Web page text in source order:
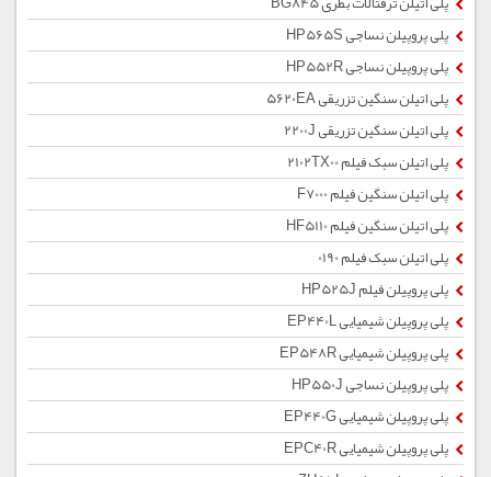
پلی پروپیلن نساجی HP565S
پلی پروپیلن نساجی HP552R
پلی اتیلن سنگین تزریقی 5620EA
پلی اتیلن سنگین تزریقی 2200J
پلی اتیلن سبک فیلم 2102TX00
پلی اتیلن سنگین فیلم F7000
پلی اتیلن سنگین فیلم HF5110
پلی اتیلن سبک فیلم 0190
پلی پروپیلن فیلم HP525J
پلی پروپیلن شیمیایی EP440L
پلی پروپیلن شیمیایی EP548R
پلی پروپیلن نساجی HP550J
پلی پروپیلن شیمیایی EP440G
پلی پروپیلن شیمیایی EPC40R